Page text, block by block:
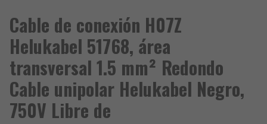
Cable de conexión H07Z
Helukabel 51768, área
transversal 1.5 mm² Redondo
Cable unipolar Helukabel Negro,
750V Libre de